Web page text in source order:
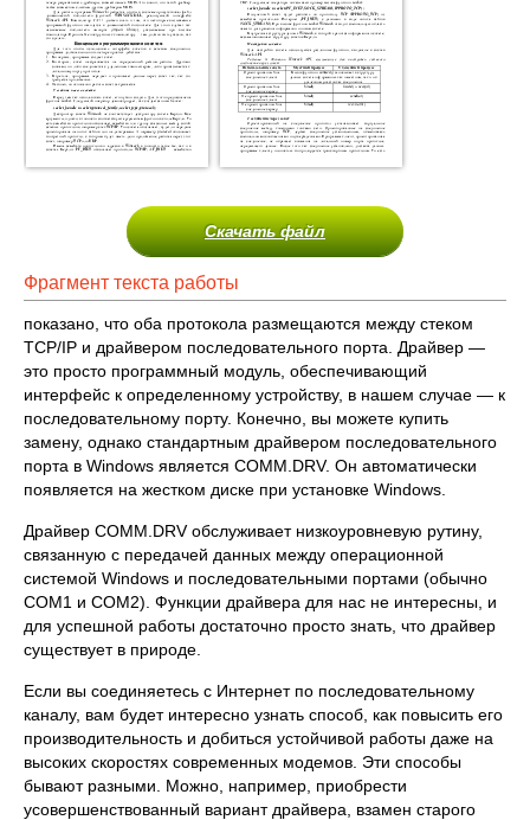
Скачать файл
Фрагмент текста работы
показано, что оба протокола размещаются между стеком
TCP/IP и драйвером последовательного порта. Драйвер —
это просто программный модуль, обеспечивающий
интерфейс к определенному устройству, в нашем случае — к
последовательному порту. Конечно, вы можете купить
замену, однако стандартным драйвером последовательного
порта в Windows является COMM.DRV. Он автоматически
появляется на жестком диске при установке Windows.
Драйвер COMM.DRV обслуживает низкоуровневую рутину,
связанную с передачей данных между операционной
системой Windows и последовательными портами (обычно
СОМ1 и COM2). Функции драйвера для нас не интересны, и
для успешной работы достаточно просто знать, что драйвер
существует в природе.
Если вы соединяетесь с Интернет по последовательному
каналу, вам будет интересно узнать способ, как повысить его
производительность и добиться устойчивой работы даже на
высоких скоростях современных модемов. Эти способы
бывают разными. Можно, например, приобрести
усовершенствованный вариант драйвера, взамен старого